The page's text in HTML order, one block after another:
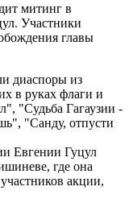
митинг в
Участники
главы
диаспоры из
в руках флаги и
"Судьба Гагаузии -
"Санду, отпусти
Евгении Гуцул
где она
акции,